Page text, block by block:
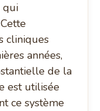
qui
cliniques
années,
de la
est utilisée
ce système